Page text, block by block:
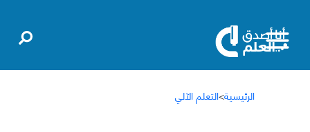
الرئيسية>التعلم الآلي